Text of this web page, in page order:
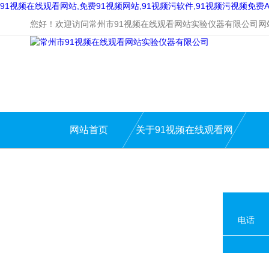
91视频在线观看网站,免费91视频网站,91视频污软件,91视频污视频免费
您好！欢迎访问常州市91视频在线观看网站实验仪器有限公司网
网站首页 关于91视频在线观看网
电话